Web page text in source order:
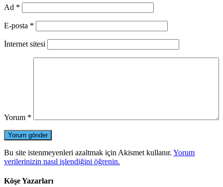
Ad *
E-posta *
İnternet sitesi
Yorum *
Bu site istenmeyenleri azaltmak için Akismet kullanır. Yorum
verilerinizin nasıl işlendiğini öğrenin.
Köşe Yazarları